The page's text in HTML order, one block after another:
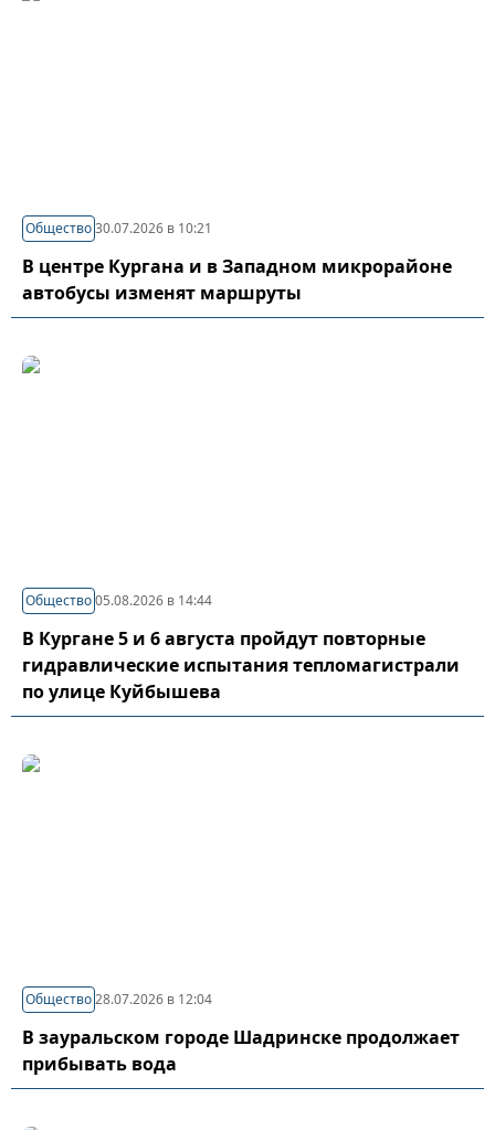
Общество30.07.2026 в 10:21
В центре Кургана и в Западном микрорайоне
автобусы изменят маршруты
Общество05.08.2026 в 14:44
В Кургане 5 и 6 августа пройдут повторные
гидравлические испытания тепломагистрали
по улице Куйбышева
Общество28.07.2026 в 12:04
В зауральском городе Шадринске продолжает
прибывать вода